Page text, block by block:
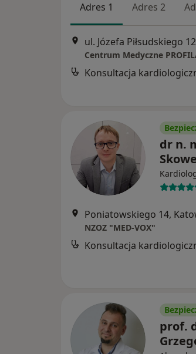
Adres 1 Adres 2
ul. Józefa Piłsudskiego
Centrum Medyczne
Konsultacja
dr n.
Poniatowskiego 14,
NZOZ "MED-VOX"
Konsultacja
prof.